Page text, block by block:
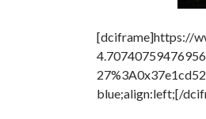
[dciframe]https://
blue;align:left;[/